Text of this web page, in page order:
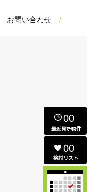
お問い合わせ
00
00